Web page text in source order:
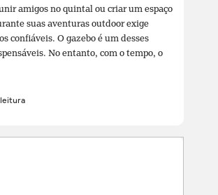
amigos no quintal ou criar um espaço
suas aventuras outdoor exige
confiáveis. O gazebo é um desses
No entanto, com o tempo, o
leitura